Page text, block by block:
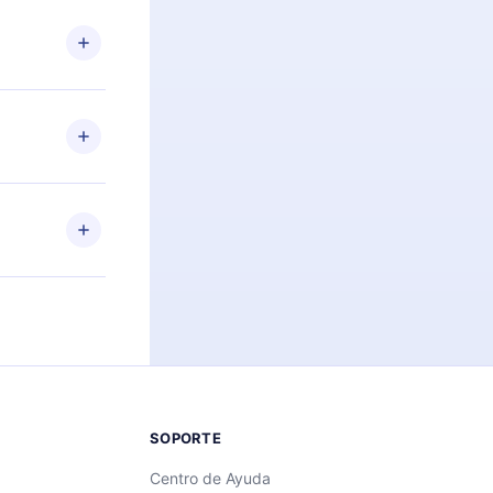
el
de
más de
leer o
iOS,
momento
SOPORTE
Centro de Ayuda